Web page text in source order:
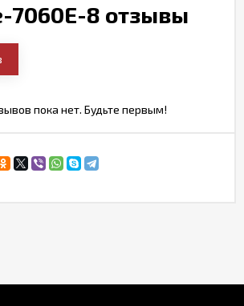
7060E-8 отзывы
пока нет. Будьте первым!